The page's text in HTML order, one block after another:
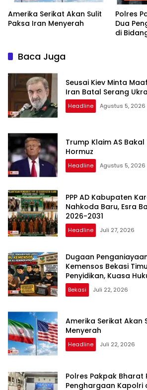
Amerika Serikat Akan Sulit
Paksa Iran Menyerah
Polres
Dua
di
Baca Juga
Seusai Kiev Minta
Iran Batal Serang
Headline Agustus 5, 2026
Trump Klaim AS
Hormuz
Headline Agustus 5, 2026
PPP AD Kabupaten
Nahkoda Baru, Esra
2026-2031
Headline Juli 27, 2026
Dugaan
Kemensos Bekasi
Penyidikan, Kuasa
Transparan dan
Bekasi Juli 22, 2026
Amerika Serikat Akan
Menyerah
Headline Juli 22, 2026
Polres Pakpak Bharat
Penghargaan Kapolri